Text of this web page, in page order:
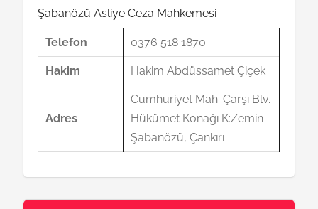
Şabanözü Asliye Ceza Mahkemesi
Telefon 0376 518 1870
Hakim Hakim Abdüssamet Çiçek
Adres
Cumhuriyet Mah. Çarşı Blv.
Hükümet Konağı K:Zemin
Şabanözü, Çankırı